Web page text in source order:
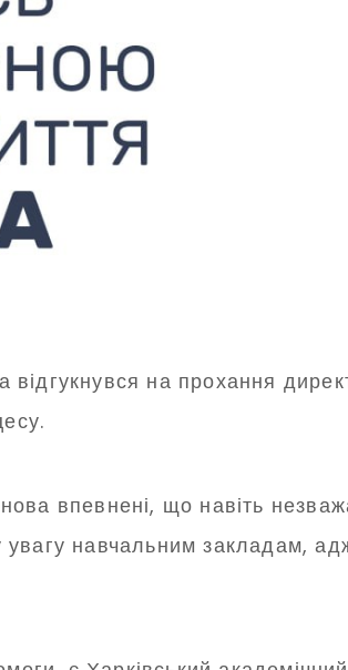
на прохання
впевнені, що навіть
навчальним закладам,